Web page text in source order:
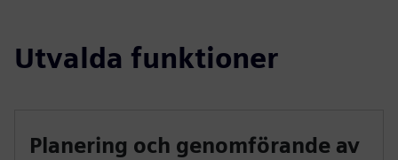
Utvalda funktioner
Planering och genomförande av